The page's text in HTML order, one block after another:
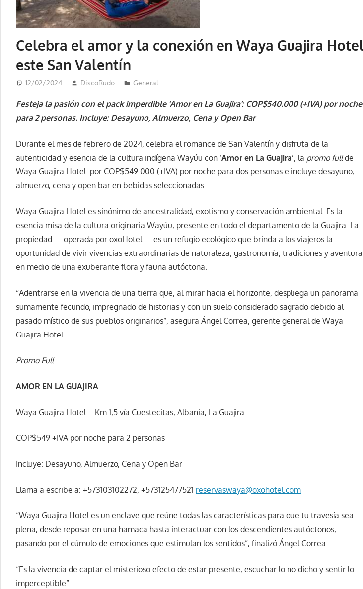
Celebra el amor y la conexión en Waya Guajira
este San Valentín
12/02/2024 DiscoRudo General
Festeja la pasión con el pack imperdible ‘Amor en La Guajira’: COP$540.000 (+IVA) por noche
para 2 personas. Incluye: Desayuno, Almuerzo, Cena y Open Bar
Durante el mes de febrero de 2024, celebra el romance de San Valentín y disfruta de la
autenticidad y esencia de la cultura indígena Wayúu con ‘Amor en La Guajira’, la promo fullde
Waya Guajira Hotel: por COP$549.000 (+IVA) por noche para dos personas e incluye desayuno,
almuerzo, cena y open bar en bebidas seleccionadas.
Waya Guajira Hotel es sinónimo de ancestralidad, exotismo y conservación ambiental. Es la
esencia misa de la cultura originaria Wayúu, presente en todo el departamento de la Guajira. La
propiedad —operada por oxoHotel— es un refugio ecológico que brinda a los viajeros la
oportunidad de vivir vivencias extraordinarias de naturaleza, gastronomía, tradiciones y aventura
en medio de una exuberante flora y fauna autóctona.
“Adentrarse en la vivencia de una tierra que, al mirar hacia el horizonte, despliega un panorama
sumamente fecundo, impregnado de historias y con un suelo considerado sagrado debido al
pasado místico de sus pueblos originarios”, asegura Ángel Correa, gerente general de Waya
Guajira Hotel.
Promo Full
AMOR EN LA GUAJIRA
Waya Guajira Hotel – Km 1,5 vía Cuestecitas, Albania, La Guajira
COP$549 +IVA por noche para 2 personas
Incluye: Desayuno, Almuerzo, Cena y Open Bar
Llama a escribe a: +573103102272, +573125477521 reservaswaya@oxohotel.com
“Waya Guajira Hotel es un enclave que reúne todas las características para que tu travesía sea
plena, desde reposar en una hamaca hasta interactuar con los descendientes autóctonos,
pasando por el cúmulo de emociones que estimulan los sentidos”, finalizó Ángel Correa.
“Es la vivencia de captar el misterioso efecto de estar presente, escuchar lo no dicho y sentir lo
imperceptible”.